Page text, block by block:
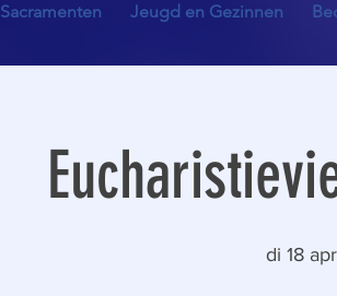
Sacramenten Jeugd en Gezinnen
di 18 apr